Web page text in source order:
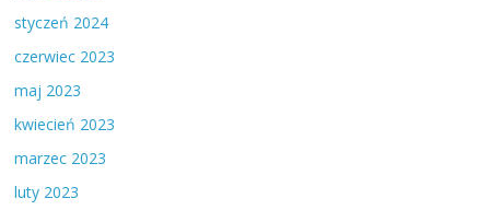
styczeń 2024
czerwiec 2023
maj 2023
kwiecień 2023
marzec 2023
luty 2023